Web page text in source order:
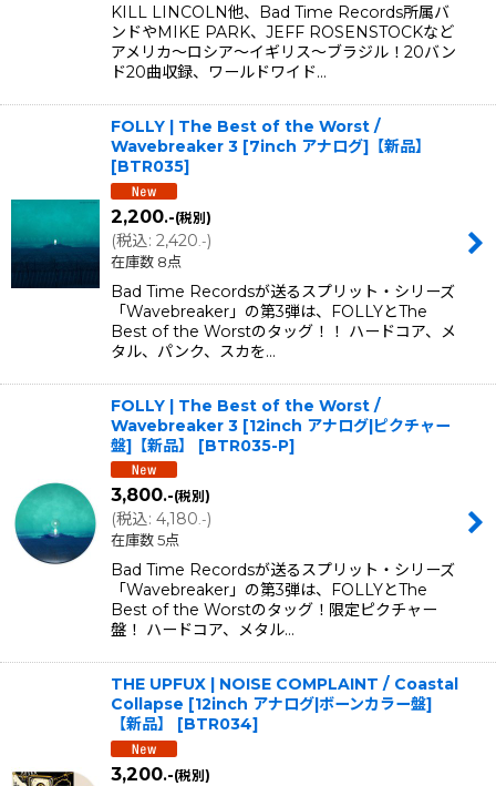
KILL LINCOLN他、Bad Time Records所属バ
ンドやMIKE PARK、JEFF ROSENSTOCKなど
アメリカ〜ロシア〜イギリス〜ブラジル！20バン
ド20曲収録、ワールドワイド…
FOLLY | The Best of the Worst /
Wavebreaker 3 [7inch アナログ]【新品】
[BTR035]
2,200.-(税別)
(税込: 2,420 .-)
在庫数 8点
Bad Time Recordsが送るスプリット・シリーズ
「Wavebreaker」の第3弾は、FOLLYとThe
Best of the Worstのタッグ！！ ハードコア、メ
タル、パンク、スカを…
FOLLY | The Best of the Worst /
Wavebreaker 3 [12inch アナログ|ピクチャー
盤]【新品】
[BTR035-P]
3,800.-(税別)
(税込: 4,180.-)
在庫数 5点
Bad Time Recordsが送るスプリット・シリーズ
「Wavebreaker」の第3弾は、FOLLYとThe
Best of the Worstのタッグ！限定ピクチャー
盤！ ハードコア、メタル…
THE UPFUX | NOISE COMPLAINT / Coastal
Collapse [12inch アナログ|ボーンカラー盤]
【新品】
[BTR034]
3,200.-(税別)